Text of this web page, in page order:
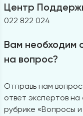
Центр
022 822 024
Вам необходим
на вопрос?
Отправь нам
ответ экспертов
рубрике «Вопросы